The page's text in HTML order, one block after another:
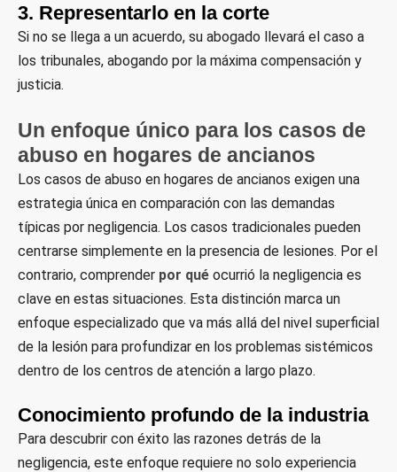
3. Representarlo en la corte
Si no se llega a un acuerdo, su abogado llevará el caso a
los tribunales, abogando por la máxima compensación y
justicia.
Un enfoque único para los casos de
abuso en hogares de ancianos
Los casos de abuso en hogares de ancianos exigen una
estrategia única en comparación con las demandas
típicas por negligencia. Los casos tradicionales pueden
centrarse simplemente en la presencia de lesiones. Por el
contrario, comprender por qué ocurrió la negligencia es
clave en estas situaciones. Esta distinción marca un
enfoque especializado que va más allá del nivel superficial
de la lesión para profundizar en los problemas sistémicos
dentro de los centros de atención a largo plazo.
Conocimiento profundo de la industria
Para descubrir con éxito las razones detrás de la
negligencia, este enfoque requiere no solo experiencia